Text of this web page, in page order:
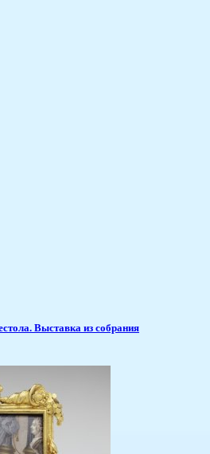
Выставка из собрания